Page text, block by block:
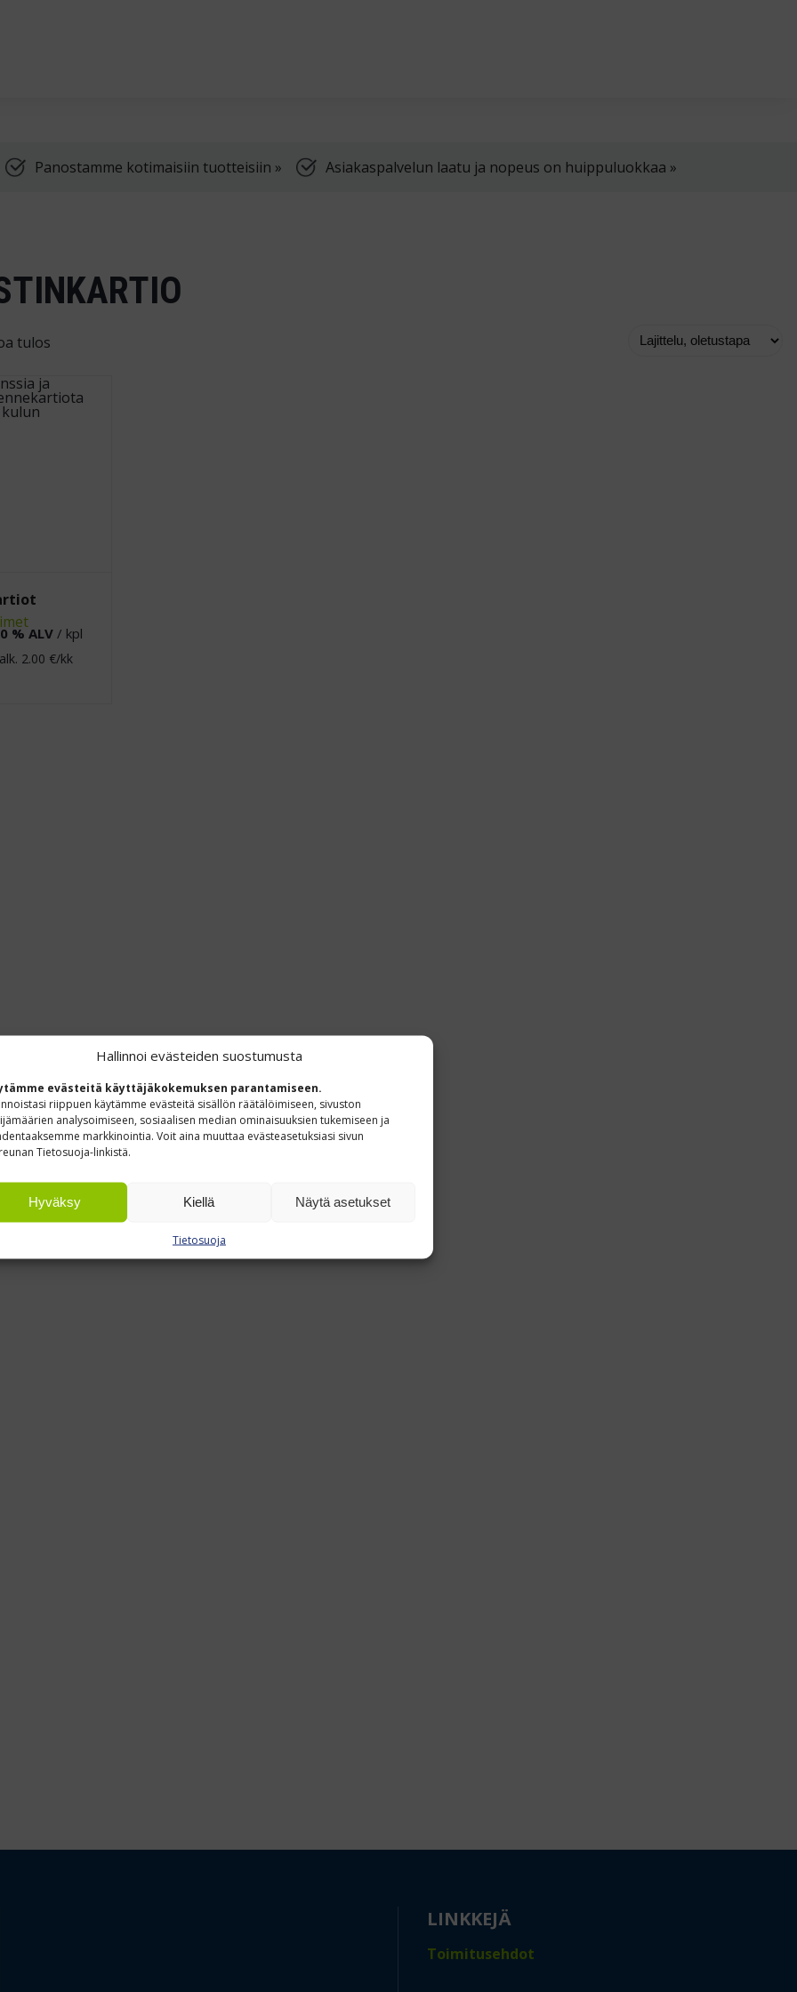
Hallinnoi evästeiden suostumusta
evästeitä käyttäjäkokemuksen parantamiseen.
riippuen käytämme evästeitä sisällön räätälöimiseen, sivuston
analysoimiseen, sosiaalisen median ominaisuuksien tukemiseen ja
markkinointia. Voit aina muuttaa evästeasetuksiasi sivun
Tietosuoja-linkistä.
Hyväksy Kiellä Näytä asetukset
Tietosuoja
Panostamme kotimaisiin tuotteisiin » Asiakaspalvelun laatu ja nopeus on huippuluokkaa »
tulos
0 % ALV / kpl
2.00 €/kk
LINKKEJÄ
Toimitusehdot